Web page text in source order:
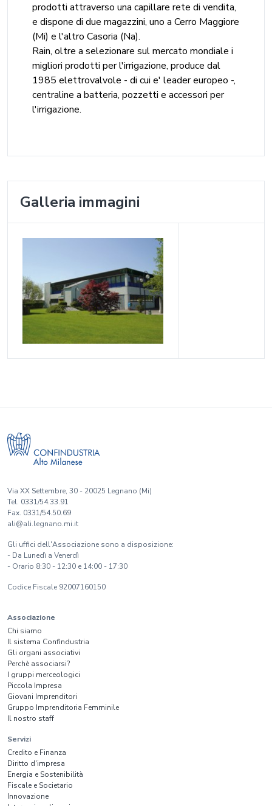
prodotti attraverso una capillare rete di vendita,
e dispone di due magazzini, uno a Cerro Maggiore
(Mi) e l'altro Casoria (Na).
Rain, oltre a selezionare sul mercato mondiale i
migliori prodotti per l'irrigazione, produce dal
1985 elettrovalvole - di cui e' leader europeo -,
centraline a batteria, pozzetti e accessori per
l'irrigazione.
Galleria immagini
Via XX Settembre, 30 - 20025 Legnano (Mi)
Tel. 0331/54.33.91
Fax. 0331/54.50.69
ali@ali.legnano.mi.it
Gli uffici dell'Associazione sono a disposizione:
- Da Lunedì a Venerdì
- Orario 8:30 - 12:30 e 14:00 - 17:30
Codice Fiscale 92007160150
Associazione
Chi siamo
Il sistema Confindustria
Gli organi associativi
Perchè associarsi?
I gruppi merceologici
Piccola Impresa
Giovani Imprenditori
Gruppo Imprenditoria Femminile
Il nostro staff
Servizi
Credito e Finanza
Diritto d'impresa
Energia e Sostenibilità
Fiscale e Societario
Innovazione